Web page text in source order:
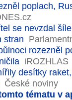
poplach,
se nevzdal
stran
rozezněl
iROZHLAS
desítky
České noviny
tématu v